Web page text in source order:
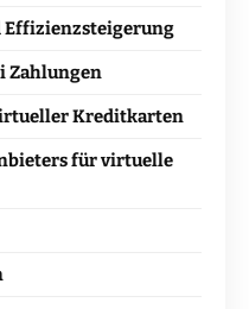
Zahlungen
Kreditkarten
für virtuelle